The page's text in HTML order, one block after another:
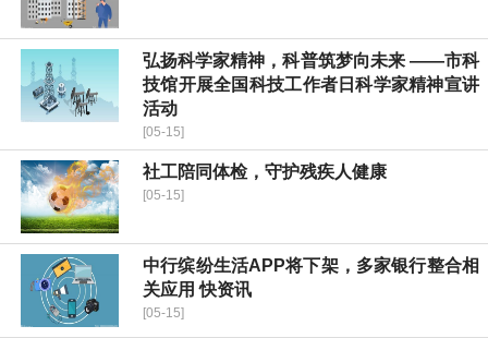
弘扬科学家精神，科普筑梦向未来 ——市科
技馆开展全国科技工作者日科学家精神宣讲
活动
[05-15]
社工陪同体检，守护残疾人健康
[05-15]
中行缤纷生活APP将下架，多家银行整合相
关应用 快资讯
[05-15]